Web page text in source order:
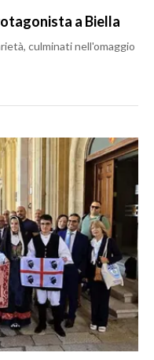
a Biella
culminati nell'omaggio